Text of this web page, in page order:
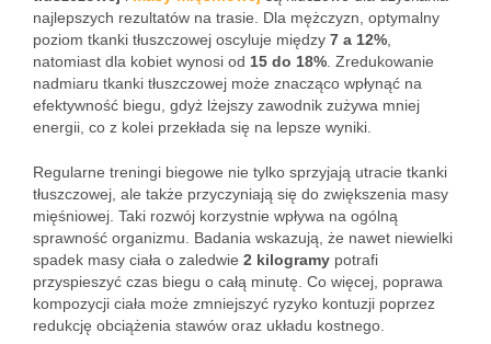
najlepszych rezultatów na trasie. Dla mężczyzn, optymalny
poziom tkanki tłuszczowej oscyluje między 7 a 12%
natomiast dla kobiet wynosi od 15 do 18% . Zredukowanie
nadmiaru tkanki tłuszczowej może znacząco wpłynąć na
efektywność biegu, gdyż lżejszy zawodnik zużywa mniej
energii, co z kolei przekłada się na lepsze wyniki.
Regularne treningi biegowe nie tylko sprzyjają utracie tkanki
tłuszczowej, ale także przyczyniają się do zwiększenia masy
mięśniowej. Taki rozwój korzystnie wpływa na ogólną
sprawność organizmu. Badania wskazują, że nawet niewielki
spadek masy ciała o zaledwie 2 kilogramy potrafi
przyspieszyć czas biegu o całą minutę. Co więcej, poprawa
kompozycji ciała może zmniejszyć ryzyko kontuzji poprzez
redukcję obciążenia stawów oraz układu kostnego.